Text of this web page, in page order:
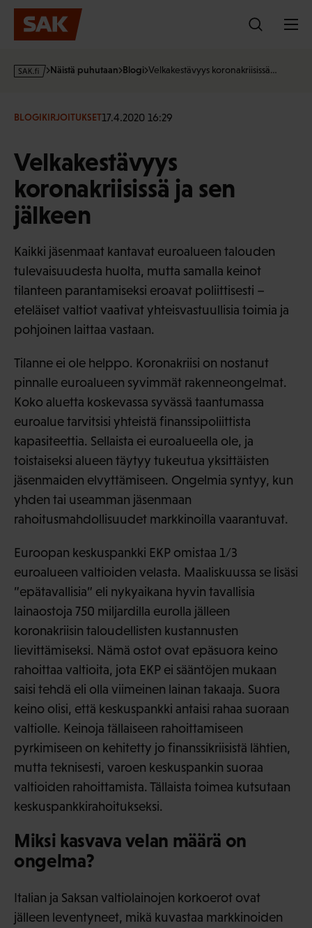
Hyppää
sisältöön
s
·
Näistä puhutaan Blogi Velkakestävyys koronakriisissä…
BLOGIKIRJOITUKSET17.4.2020 16:29
Velkakestävyys
koronakriisissä ja sen
jälkeen
Kaikki jäsenmaat kantavat euroalueen talouden
tulevaisuudesta huolta, mutta samalla keinot
tilanteen parantamiseksi eroavat poliittisesti –
eteläiset valtiot vaativat yhteisvastuullisia toimia ja
pohjoinen laittaa vastaan.
Tilanne ei ole helppo. Koronakriisi on nostanut
pinnalle euroalueen syvimmät rakenneongelmat.
Koko aluetta koskevassa syvässä taantumassa
euroalue tarvitsisi yhteistä finanssipoliittista
kapasiteettia. Sellaista ei euroalueella ole, ja
toistaiseksi alueen täytyy tukeutua yksittäisten
jäsenmaiden elvyttämiseen. Ongelmia syntyy, kun
yhden tai useamman jäsenmaan
rahoitusmahdollisuudet markkinoilla vaarantuvat.
Euroopan keskuspankki EKP omistaa 1/3
euroalueen valtioiden velasta. Maaliskuussa se lisäsi
”epätavallisia” eli nykyaikana hyvin tavallisia
lainaostoja 750 miljardilla eurolla jälleen
koronakriisin taloudellisten kustannusten
lievittämiseksi. Nämä ostot ovat epäsuora keino
rahoittaa valtioita, jota EKP ei sääntöjen mukaan
saisi tehdä eli olla viimeinen lainan takaaja. Suora
keino olisi, että keskuspankki antaisi rahaa suoraan
valtiolle. Keinoja tällaiseen rahoittamiseen
pyrkimiseen on kehitetty jo finanssikriisistä lähtien,
mutta teknisesti, varoen keskuspankin suoraa
valtioiden rahoittamista. Tällaista toimea kutsutaan
keskuspankkirahoitukseksi.
Miksi kasvava velan määrä on
ongelma?
Italian ja Saksan valtiolainojen korkoerot ovat
jälleen leventyneet, mikä kuvastaa markkinoiden